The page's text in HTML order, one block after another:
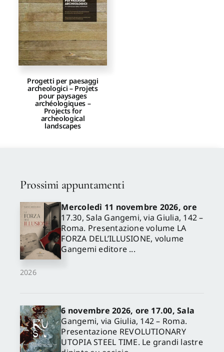
Proposte di pubblicazione
Gangemi Editore
Newsletter
Progetti per paesaggi
archeologici – Projets
pour paysages
archéologiques –
Projects for
archeological
landscapes
Prossimi appuntamenti
2026
Mercoledì 11 novembre 2026, ore
17.30, Sala Gangemi, via Giulia, 142 –
Roma. Presentazione volume LA
FORZA DELL’ILLUSIONE, volume
Gangemi editore ...
6 novembre 2026, ore 17.00, Sala
Gangemi, via Giulia, 142 – Roma.
Presentazione REVOLUTIONARY
UTOPIA STEEL TIME. Le grandi lastre